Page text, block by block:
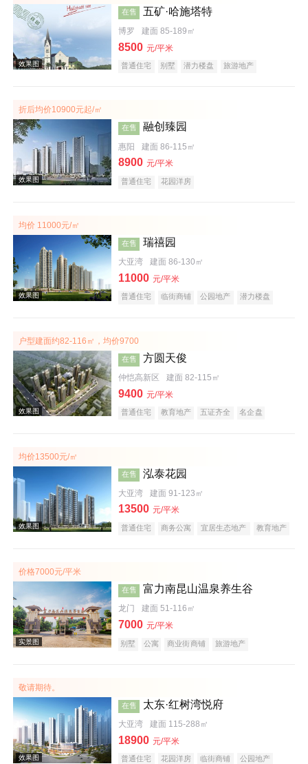
效果图
效果图
效果图
在售 五矿·哈施塔特
博罗 建面 85-189㎡
8500 元/平米
普通住宅 别墅 潜力楼盘
旅游地产
折后均价10900元起/㎡
效果图
在售 融创臻园
惠阳 建面 86-115㎡
8900 元/平米
普通住宅 花园洋房
均价 11000元/㎡
在售 瑞禧园
大亚湾 建面 86-130㎡
11000 元/平米
普通住宅 临街商铺 公园地产
潜力楼盘
户型建面约82-116㎡，均价9700
在售 方圆天俊
仲恺高新区 建面 82-115㎡
9400 元/平米
普通住宅 教育地产 五证齐全 名企盘
均价13500元/㎡
在售 泓泰花园
大亚湾 建面 91-123㎡
13500 元/平米
普通住宅 商务公寓 宜居生态地产 教育地产
价格7000元/平米
在售 富力南昆山温泉养生谷
龙门 建面 51-116㎡
7000 元/平米
别墅 公寓 商业街商铺
旅游地产
敬请期待。
在售 太东·红树湾悦府
大亚湾 建面 115-288㎡
18900 元/平米
普通住宅 花园洋房 临街商铺
公园地产